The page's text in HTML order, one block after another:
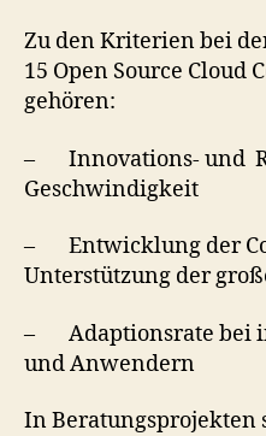
Zu den Kriterien bei
15 Open Source Cloud
gehören:
– Innovations- und
Geschwindigkeit
– Entwicklung der
Unterstützung der
– Adaptionsrate bei
und Anwendern
In Beratungsprojekten